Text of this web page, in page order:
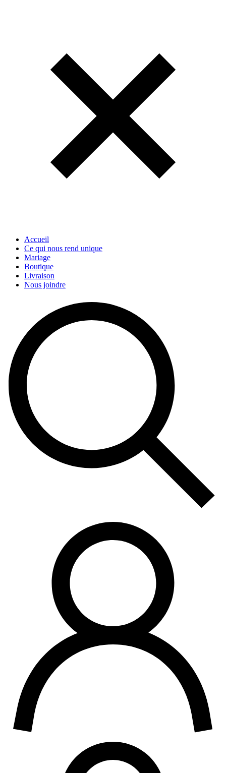
Accueil
Ce qui nous rend unique
Mariage
Boutique
Livraison
Nous joindre